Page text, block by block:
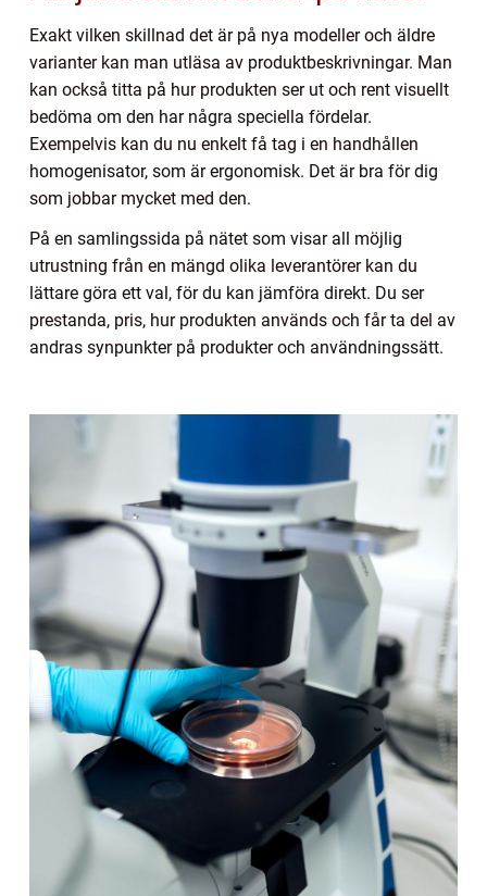
Exakt vilken skillnad det är på nya modeller och äldre
varianter kan man utläsa av produktbeskrivningar. Man
kan också titta på hur produkten ser ut och rent visuellt
bedöma om den har några speciella fördelar.
Exempelvis kan du nu enkelt få tag i en handhållen
homogenisator, som är ergonomisk. Det är bra för dig
som jobbar mycket med den.
På en samlingssida på nätet som visar all möjlig
utrustning från en mängd olika leverantörer kan du
lättare göra ett val, för du kan jämföra direkt. Du ser
prestanda, pris, hur produkten används och får ta del av
andras synpunkter på produkter och användningssätt.